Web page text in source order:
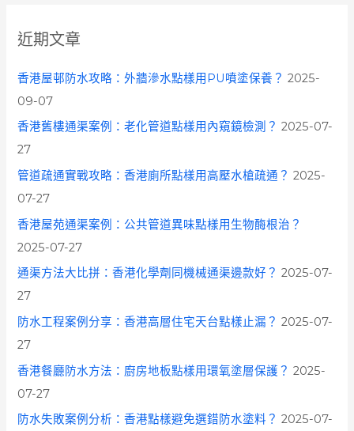
h
f
o
近期文章
香港屋邨防水攻略：外牆滲水點樣用PU噴塗保養？ 2025-
09-07
香港舊樓通渠案例：老化管道點樣用內窺鏡檢測？ 2025-07-
27
管道疏通實戰攻略：香港廁所點樣用高壓水槍疏通？ 2025-
07-27
香港屋苑通渠案例：公共管道異味點樣用生物酶根治？
2025-07-27
通渠方法大比拼：香港化學劑同機械通渠邊款好？ 2025-07-
27
防水工程案例分享：香港高層住宅天台點樣止漏？ 2025-07-
27
香港餐廳防水方法：廚房地板點樣用環氧塗層保護？ 2025-
07-27
防水失敗案例分析：香港點樣避免選錯防水塗料？ 2025-07-